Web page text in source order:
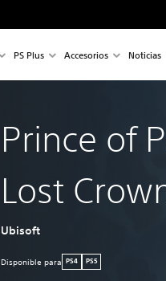
PS Plus Accesorios Noticias
Prince of
Lost
Ubisoft
Disponible para PS4 PS5